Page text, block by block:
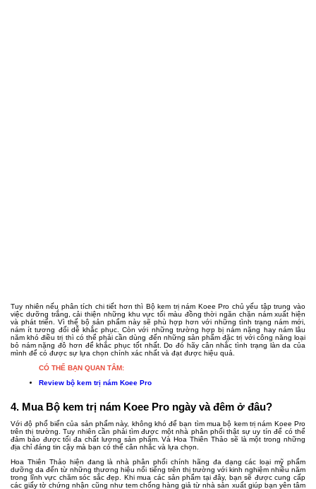
Tuy nhiên nếu phân tích chi tiết hơn thì Bộ kem trị nám Koee Pro chủ yếu tập trung vào
việc dưỡng trắng, cải thiện những khu vực tối màu đồng thời ngăn chặn nám xuất hiện
và phát triển. Vì thế bộ sản phẩm này sẽ phù hợp hơn với những tình trạng nám mới,
nám ít tương đối dễ khắc phục. Còn với những trường hợp bị nám nặng hay nám lâu
năm khó điều trị thì có thể phải cần dùng đến những sản phẩm đặc trị với công năng loại
bỏ nám nặng đô hơn để khắc phục tốt nhất. Do đó hãy cân nhắc tình trạng làn da của
mình để có được sự lựa chọn chính xác nhất và đạt được hiệu quả.
CÓ THỂ BẠN QUAN TÂM:
Review bộ kem trị nám Koee Pro
4. Mua Bộ kem trị nám Koee Pro ngày và đêm ở đâu?
Với độ phổ biến của sản phẩm này, không khó để bạn tìm mua bộ kem trị nám Koee Pro
trên thị trường. Tuy nhiên cần phải tìm được một nhà phân phối thật sự uy tín để có thể
đảm bảo được tối đa chất lượng sản phẩm. Và Hoa Thiên Thảo sẽ là một trong những
địa chỉ đáng tin cậy mà bạn có thể cân nhắc và lựa chọn.
Hoa Thiên Thảo hiện đang là nhà phân phối chính hãng đa dạng các loại mỹ phẩm
dưỡng da đến từ những thương hiệu nổi tiếng trên thị trường với kinh nghiệm nhiều năm
trong lĩnh vực chăm sóc sắc đẹp. Khi mua các sản phẩm tại đây, bạn sẽ được cung cấp
các giấy tờ chứng nhận cũng như tem chống hàng giả từ nhà sản xuất giúp bạn yên tâm